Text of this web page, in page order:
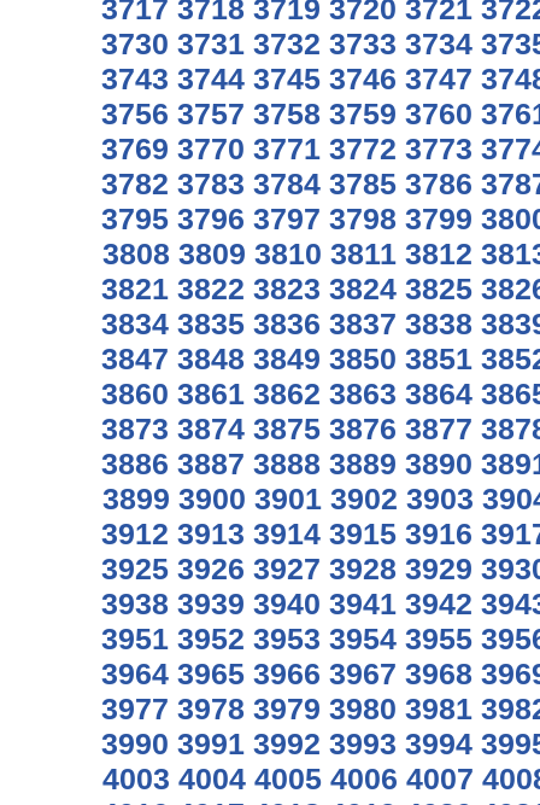
3717 3718 3719 3720 3721
3730 3731 3732 3733 3734
3743 3744 3745 3746 3747
3756 3757 3758 3759 3760
3769 3770 3771 3772 3773
3782 3783 3784 3785 3786
3795 3796 3797 3798 3799
3808 3809 3810 3811 3812
3821 3822 3823 3824 3825
3834 3835 3836 3837 3838
3847 3848 3849 3850 3851
3860 3861 3862 3863 3864
3873 3874 3875 3876 3877
3886 3887 3888 3889 3890
3899 3900 3901 3902 3903
3912 3913 3914 3915 3916
3925 3926 3927 3928 3929
3938 3939 3940 3941 3942
3951 3952 3953 3954 3955
3964 3965 3966 3967 3968
3977 3978 3979 3980 3981
3990 3991 3992 3993 3994
4003 4004 4005 4006 4007